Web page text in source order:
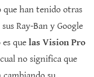
han tenido otras
Ray-Ban y Google
que las Vision Pro
no significa que